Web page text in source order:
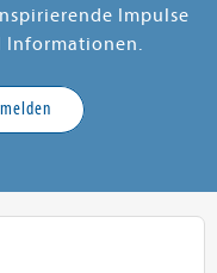
Impulse
Informationen.